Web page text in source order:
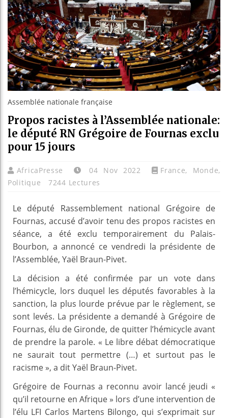
Aliko
Assemblée nationale française
Propos racistes à l’Assemblée nationale:
le député RN Grégoire de Fournas exclu
pour 15 jours
AfricaPresse 04 Nov 2022 France, Monde,
Politique
7244 Lectures
Le député Rassemblement national Grégoire de
Fournas, accusé d’avoir tenu des propos racistes en
séance, a été exclu temporairement du Palais-
Bourbon, a annoncé ce vendredi la présidente de
l’Assemblée, Yaël Braun-Pivet.
La décision a été confirmée par un vote dans
l’hémicycle, lors duquel les députés favorables à la
sanction, la plus lourde prévue par le règlement, se
sont levés. La présidente a demandé à Grégoire de
Fournas, élu de Gironde, de quitter l’hémicycle avant
de prendre la parole. « Le libre débat démocratique
ne saurait tout permettre (…) et surtout pas le
racisme », a dit Yaël Braun-Pivet.
Grégoire de Fournas a reconnu avoir lancé jeudi «
qu’il retourne en Afrique » lors d’une intervention de
l’élu LFI Carlos Martens Bilongo, qui s’exprimait sur